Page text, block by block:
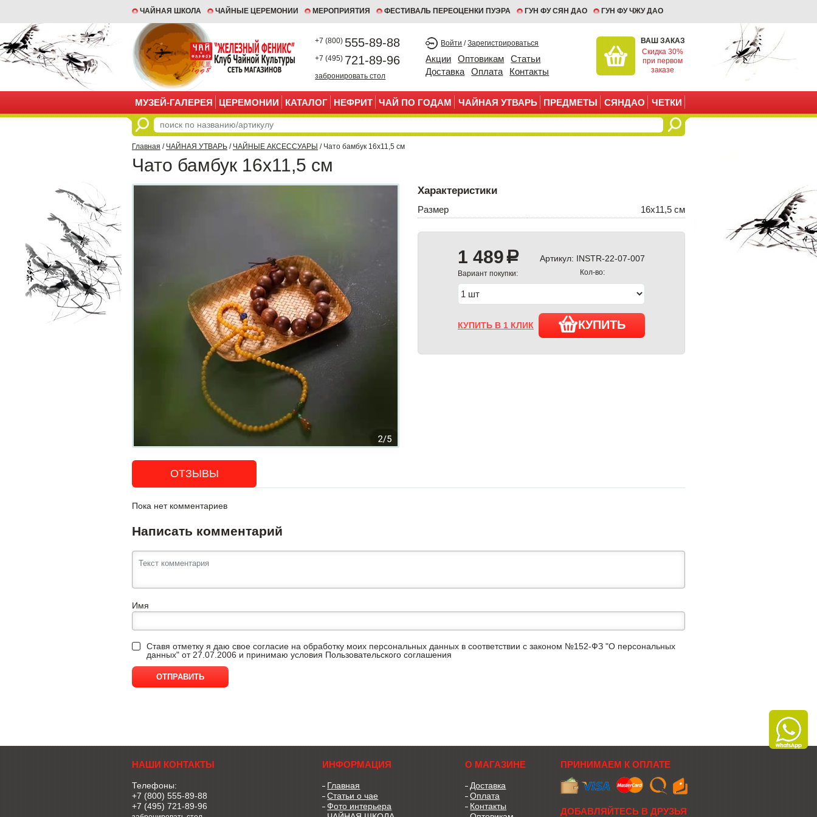
ЧАЙНАЯ ШКОЛА ЧАЙНЫЕ ЦЕРЕМОНИИ МЕРОПРИЯТИЯ ФЕСТИВАЛЬ ПЕРЕОЦЕНКИ ПУЭРА ГУН ФУ СЯН ДАО ГУН ФУ ЧЖУ ДАО
+7 (800) 555-89-88
+7 (495) 721-89-96
забронировать стол
Войти /Зарегистрироваться
Акции Оптовикам
Статьи
Доставка
Оплата Контакты
ВАШ ЗАКАЗ
Скидка 30%
при первом
заказе
МУЗЕЙ-ГАЛЕРЕЯ ЦЕРЕМОНИИ КАТАЛОГ НЕФРИТ ЧАЙ ПО ГОДАМ ЧАЙНАЯ УТВАРЬ ПРЕДМЕТЫ СЯНДАО ЧЕТКИ
Главная / ЧАЙНАЯ УТВАРЬ / ЧАЙНЫЕ АКСЕССУАРЫ / Чато бамбук 16х11,5 см
Чато бамбук 16х11,5 см
Характеристики
Размер 16х11,5 см
1 489 a
Вариант покупки:
Артикул: INSTR-22-07-007
Кол-во:
КУПИТЬ В 1 КЛИК КУПИТЬ
ОТЗЫВЫ
Пока нет комментариев
Написать комментарий
Имя
Ставя отметку я даю свое согласие на обработку моих персональных данных в соответствии с законом №152-ФЗ "О персональных
данных" от 27.07.2006 и принимаю условия Пользовательского соглашения
НАШИ КОНТАКТЫ
Телефоны:
+7 (800) 555-89-88
+7 (495) 721-89-96
ИНФОРМАЦИЯ
Главная
Статьи о чае
Фото интерьера
О МАГАЗИНЕ
Доставка
Оплата
Контакты
ПРИНИМАЕМ К ОПЛАТЕ
ДОБАВЛЯЙТЕСЬ В ДРУЗЬЯ